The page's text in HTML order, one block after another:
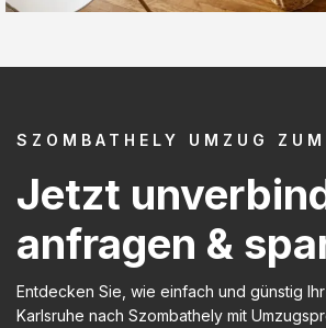
SZOMBATHELY UMZUG
Jetzt
anfragen &
Entdecken Sie, wie einfach und günstig
Karlsruhe nach Szombathely mit